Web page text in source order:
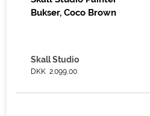
Bukser, Coco Brown
Skall Studio
DKK 2.099,00